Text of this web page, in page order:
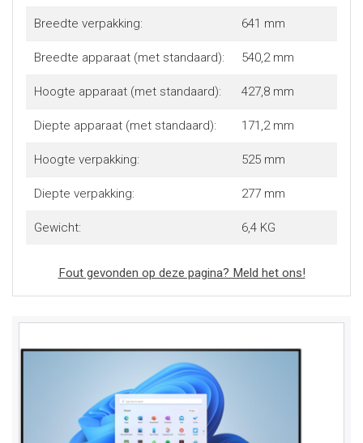
Breedte verpakking: 641 mm
Breedte apparaat (met standaard): 540,2 mm
Hoogte apparaat (met standaard): 427,8 mm
Diepte apparaat (met standaard): 171,2 mm
Hoogte verpakking: 525 mm
Diepte verpakking: 277 mm
Gewicht: 6,4 KG
Fout gevonden op deze pagina? Meld het ons!